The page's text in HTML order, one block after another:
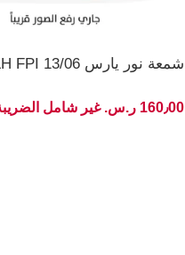
شمعة نور يارس 13/06 LH FPI
160٫00 ر.س.‏ غير شامل الضريبة